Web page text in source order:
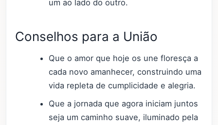
um ao lado do outro.
Conselhos para a União
Que o amor que hoje os une floresça a
cada novo amanhecer, construindo uma
vida repleta de cumplicidade e alegria.
Que a jornada que agora iniciam juntos
seja um caminho suave, iluminado pela